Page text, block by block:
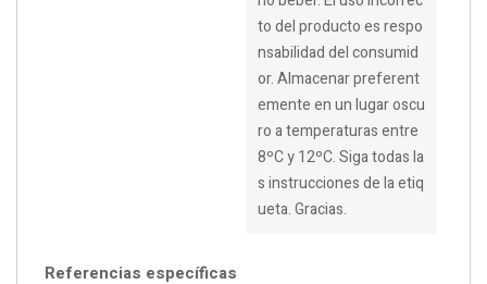
to del producto es respo
nsabilidad del consumid
or. Almacenar preferent
emente en un lugar oscu
ro a temperaturas entre
8ºC y 12ºC. Siga todas la
s instrucciones de la etiq
ueta. Gracias.
Referencias específicas